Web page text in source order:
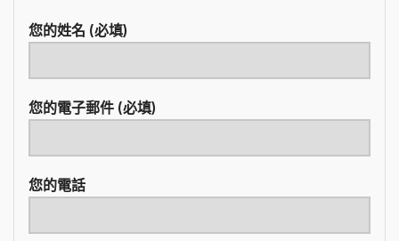
您的姓名 (必填)
您的電子郵件 (必填)
您的電話